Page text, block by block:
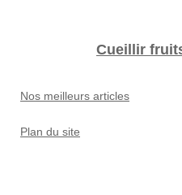
Cueillir
Nos meilleurs articles
Plan du site